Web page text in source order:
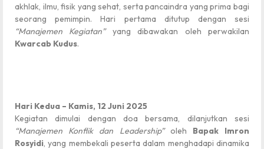
akhlak, ilmu, fisik yang sehat, serta pancaindra yang prima bagi
seorang pemimpin. Hari pertama ditutup dengan sesi
“Manajemen Kegiatan”yang dibawakan oleh perwakilan
Kwarcab Kudus.
Hari Kedua – Kamis, 12 Juni 2025
Kegiatan dimulai dengan doa bersama, dilanjutkan sesi
“Manajemen Konflik dan Leadership”oleh Bapak Imron
Rosyidi, yang membekali peserta dalam menghadapi dinamika